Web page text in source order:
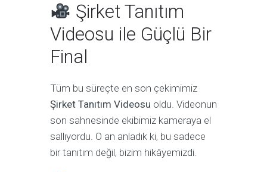
Şirket Tanıtım
Videosu ile Güçlü Bir
Final
Tüm bu süreçte en son çekimimiz
Şirket Tanıtım Videosu oldu. Videonun
son sahnesinde ekibimiz kameraya el
sallıyordu. O an anladık ki, bu sadece
bir tanıtım değil, bizim hikâyemizdi.